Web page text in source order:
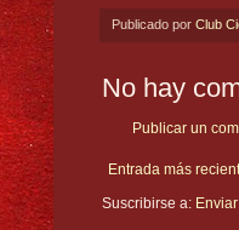
Publicado por Club
No hay
Publicar un
Entrada más
Suscribirse a: